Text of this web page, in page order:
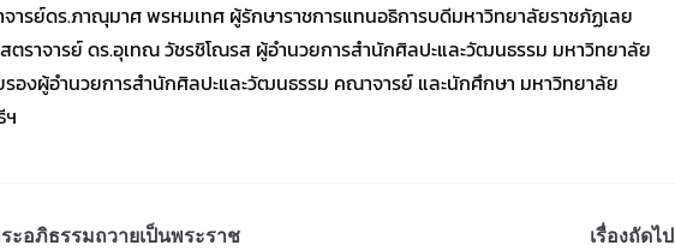
ารย์ดร.ภาณุมาศ พรหมเทศ ผู้รักษาราชการแทนอธิการบดีมหาวิทยาลัยราชภัฏเลย
ตราจารย์ ดร.อุเทณ วัชรชิโณรส ผู้อำนวยการสำนักศิลปะและวัฒนธรรม มหาวิทยาลัย
องผู้อำนวยการสำนักศิลปะและวัฒนธรรม คณาจารย์ และนักศึกษา มหาวิทยาลัย
ฯ
อภิธรรมถวายเป็นพระราช
เรื่องถัดไป